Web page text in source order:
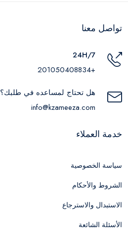
تواصل معنا
24H/7
+201050408834
هل تحتاج لمساعده في طلبك؟
info@kzameeza.com
خدمة العملاء
سياسة الخصوصية
الشروط والأحكام
الاستبدال والاسترجاع
الأسئلة الشائعة